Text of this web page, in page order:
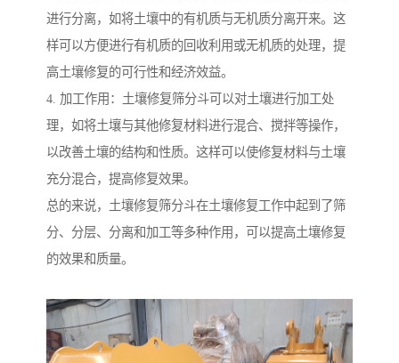
进行分离，如将土壤中的有机质与无机质分离开来。这
样可以方便进行有机质的回收利用或无机质的处理，提
高土壤修复的可行性和经济效益。
4. 加工作用：土壤修复筛分斗可以对土壤进行加工处
理，如将土壤与其他修复材料进行混合、搅拌等操作，
以改善土壤的结构和性质。这样可以使修复材料与土壤
充分混合，提高修复效果。
总的来说，土壤修复筛分斗在土壤修复工作中起到了筛
分、分层、分离和加工等多种作用，可以提高土壤修复
的效果和质量。